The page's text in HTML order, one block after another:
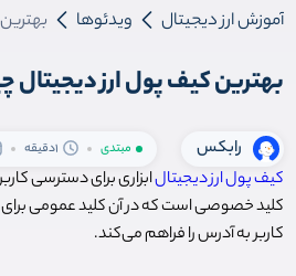
آموزش ارز دیجیتال ویدئوها
بهترین کیف پول ارز
رابکس مبتدی 1دقیقه
کیف پول ارز دیجیتالابزاری برای دسترسی
کلید خصوصی است که در آن کلید عمومی
کاربر به آدرس را فراهم می‌کند.